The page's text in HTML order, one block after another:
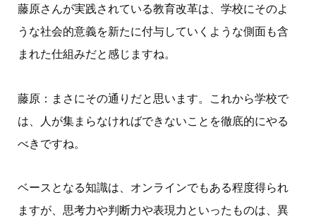
藤原さんが実践されている教育改革は、学校にそのよ
うな社会的意義を新たに付与していくような側面も含
まれた仕組みだと感じますね。
藤原：まさにその通りだと思います。これから学校で
は、人が集まらなければできないことを徹底的にやる
べきですね。
ベースとなる知識は、オンラインでもある程度得られ
ますが、思考力や判断力や表現力といったものは、異